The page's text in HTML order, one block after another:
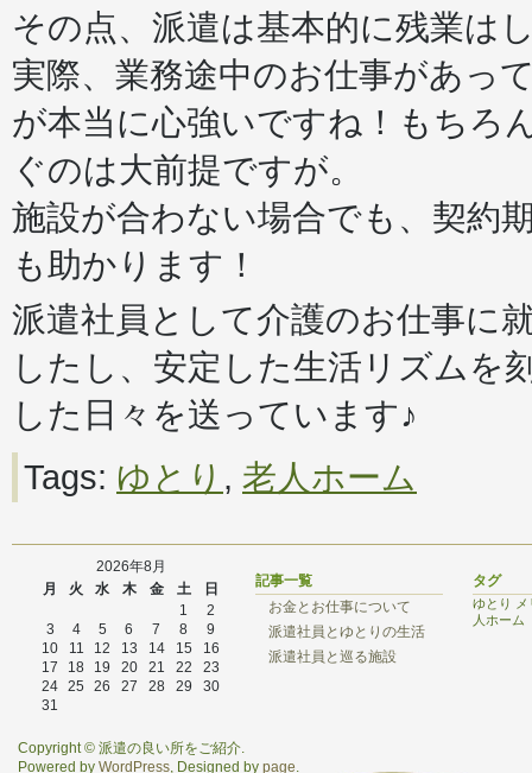
その点、派遣は基本的に残業は
実際、業務途中のお仕事があっ
が本当に心強いですね！もちろ
ぐのは大前提ですが。
施設が合わない場合でも、契約
も助かります！
派遣社員として介護のお仕事に
したし、安定した生活リズムを
した日々を送っています♪
Tags: ゆとり , 老人ホーム
2026年8月
月
火 水 木 金 土
日
1
2
3
4 5 6 7 8
9
10
11 12 13 14 15
16
17
18 19 20 21 22
23
24 25 26 27 28 29
30
31
記事一覧
お金とお仕事について
派遣社員とゆとりの生活
派遣社員と巡る施設
タグ
ゆとり
人ホーム
Copyright © 派遣の良い所をご紹介.
Powered by WordPress, Designed by page.